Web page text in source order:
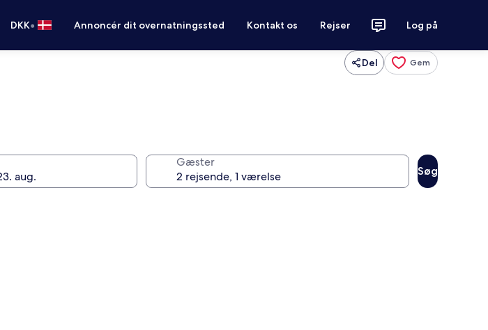
DKK• Annoncér dit overnatningssted Kontakt os Rejser Log på
Del Gem
Gæster
Søg